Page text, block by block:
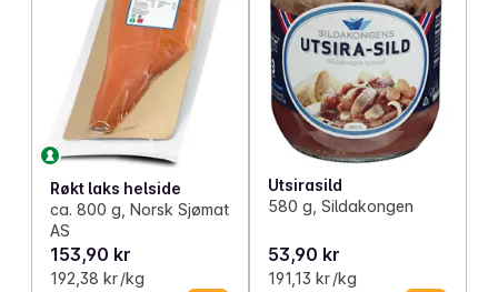
Røkt laks helside
ca. 800 g, Norsk Sjømat
AS
153,90 kr
192,38 kr /kg
Utsirasild
580 g, Sildakongen
53,90 kr
191,13 kr /kg